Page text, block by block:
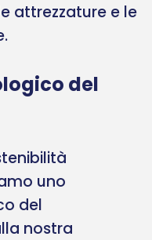
attrezzature e le
del
uno
del
nostra